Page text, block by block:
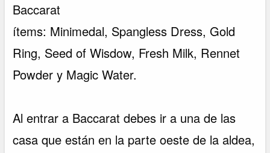
Baccarat
ítems: Minimedal, Spangless Dress, Gold
Ring, Seed of Wisdow, Fresh Milk, Rennet
Powder y Magic Water.
Al entrar a Baccarat debes ir a una de las
casa que están en la parte oeste de la aldea,